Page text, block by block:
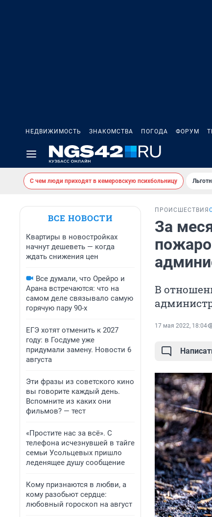
НЕДВИЖИМОСТЬ ЗНАКОМСТВА ПОГОДА ФОРУМ
С чем люди приходят в кемеровскую психбольницу
ВСЕ НОВОСТИ
Квартиры в новостройках
начнут дешеветь — когда
ждать снижения цен
Все думали, что Орейро и
Арана встречаются: что на
самом деле связывало самую
горячую пару 90-х
ЕГЭ хотят отменить к 2027
году: в Госдуме уже
придумали замену. Новости 6
августа
Эти фразы из советского кино
вы говорите каждый день.
Вспомните из каких они
фильмов? — тест
«Простите нас за всё». С
телефона исчезнувшей в тайге
семьи Усольцевых пришло
леденящее душу сообщение
Кому признаются в любви, а
кому разобьют сердце:
любовный гороскоп на август
ПРОИСШЕСТВИЯ
За
В
17 мая 2022, 18:04